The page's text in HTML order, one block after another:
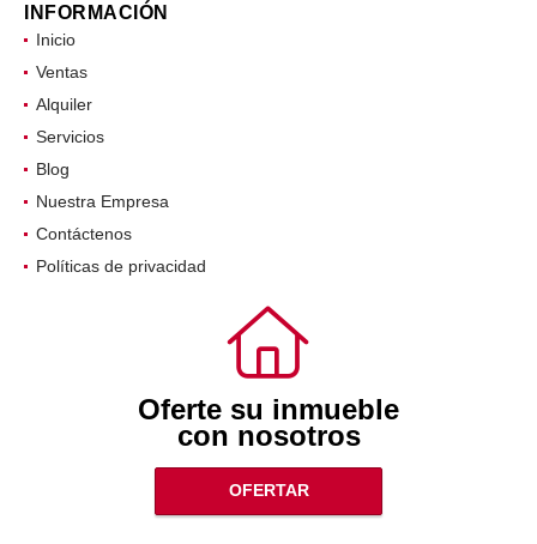
INFORMACIÓN
Inicio
Ventas
Alquiler
Servicios
Blog
Nuestra Empresa
Contáctenos
Políticas de privacidad
Oferte su inmueble
con nosotros
OFERTAR